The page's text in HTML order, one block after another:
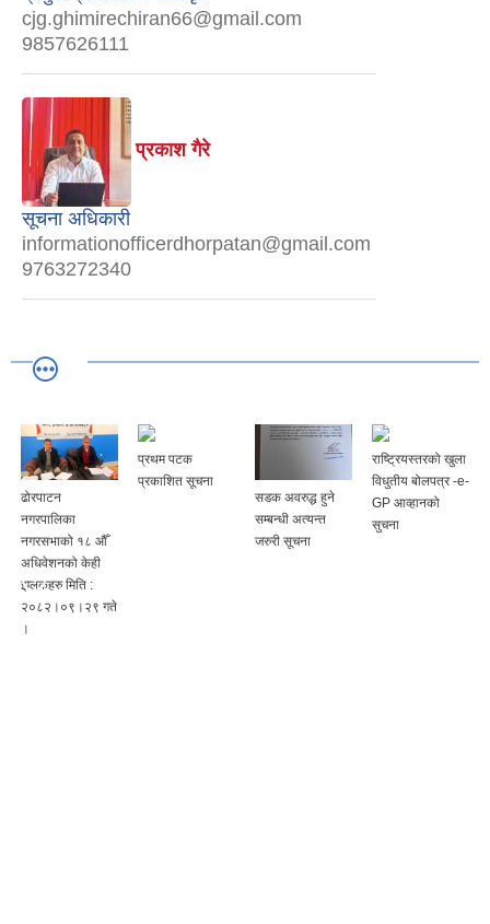
cjg.ghimirechiran66@gmail.com
9857626111
प्रकाश गैरे
सूचना अधिकारी
informationofficerdhorpatan@gmail.com
9763272340
ढोरपाटन
नगरपालिका
नगरसभाको १८ औँ
अधिवेशनको केही
झलकहरु मिति :
२०८२।०९।२९ गते
।
प्रथम पटक
प्रकाशित सूचना
सडक अवरुद्ध हुने
सम्बन्धी अत्यन्त
जरुरी सूचना
राष्ट्रियस्तरको खुला
विधुतीय बोलपत्र -e-
GP आव्हानको
सुचना